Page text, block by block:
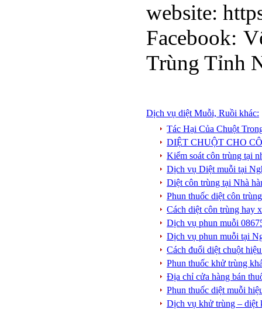
website:
Facebook:
Trùng Tỉnh
Dịch vụ diệt Muỗi, Ruồi khác:
Tác Hại Của Chuột
DIỆT CHUỘT CHO
Kiểm soát côn trùng tại
Dịch vụ Diệt muỗi tại
Diệt côn trùng tại Nhà
Phun thuốc diệt côn
Cách diệt côn trùng hay
Dịch vụ phun muỗi
Dịch vụ phun muỗi tại
Cách đuổi diệt chuột
Phun thuốc khử trùng
Địa chỉ cửa hàng bán
Phun thuốc diệt muỗi
Dịch vụ khử trùng – diệt